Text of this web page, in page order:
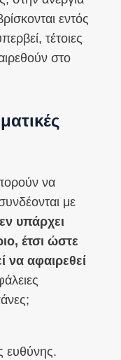
εντός
τέτοιες
στο
να
με
υπάρχει
έτσι ώστε
να αφαιρεθεί
ευθύνης.